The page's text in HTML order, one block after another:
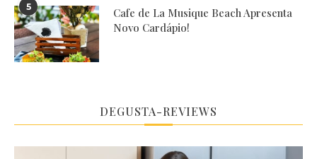
5
Cafe de La Musique Beach Apresenta
Novo Cardápio!
DEGUSTA-REVIEWS